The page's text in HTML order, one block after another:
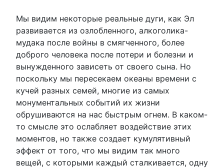
Мы видим некоторые реальные дуги, как Эл
развивается из озлобленного, алкоголика-
мудака после войны в смягченного, более
доброго человека после потери и болезни и
вынужденного зависеть от своего сына. Но
поскольку мы пересекаем океаны времени с
кучей разных семей, многие из самых
монументальных событий их жизни
обрушиваются на нас быстрым огнем. В каком-
то смысле это ослабляет воздействие этих
моментов, но также создает кумулятивный
эффект от того, что мы видим так много
вещей, с которыми каждый сталкивается, одну